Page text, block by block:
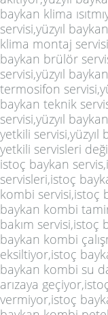
baykan klima
servisi,yüzyıl
klima montaj
baykan brülör
servisi,yüzyıl
termosifon
baykan teknik
servisi,yüzyıl
yetkili servisi,yüzyıl
yetkili servisleri
istoç baykan
servisleri,istoç
kombi servisi,istoç
baykan kombi
bakım servisi,istoç
baykan kombi
eksiltiyor,istoç
baykan kombi su
arızaya
vermiyor,istoç